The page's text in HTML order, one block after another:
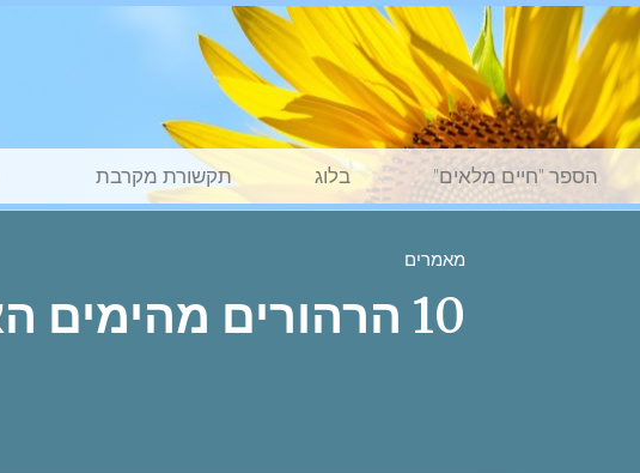
הספר "חיים מלאים" בלוג תקשורת מקרבת
מאמרים
10 הרהורים מהימים האחרונים (שואה-זיכרון-עצמאות)